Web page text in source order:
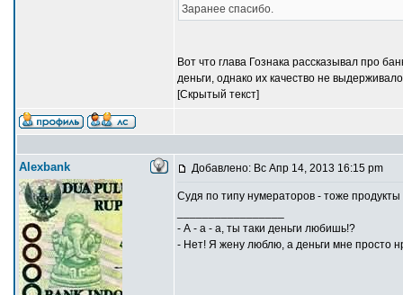
Заранее спасибо.
Вот что глава Гознака рассказывал про
деньги, однако их качество не
[Скрытый текст]
Alexbank Добавлено: Вс Апр 14, 2013 16:15 pm
Судя по типу нумераторов - тоже
- А - а - а, ты таки деньги любишь!?
- Нет! Я жену люблю, а деньги мне просто